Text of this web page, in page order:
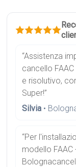
“Assistenza
cancello
e risolutivo,
Super!”
Silvia •
“Per
modello